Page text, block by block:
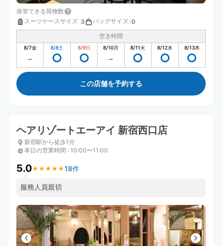
保管できる荷物数
スーツケースサイズ :3 バッグサイズ :0
空き時間
8/7金 8/8土 8/9日 8/10月 8/11火 8/12水 8/13木
この店舗を予約する
ヘアリゾートエーアイ 新宿西口店
新宿駅から徒歩1分
本日の営業時間 : 10:00〜11:00
5.0★ ★ ★ ★ ★
★ ★ ★ ★ ★18件
服務人員親切